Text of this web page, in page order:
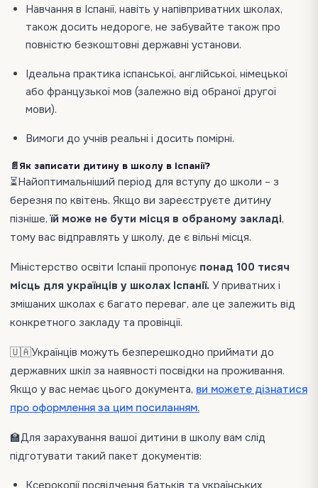
Навчання в Іспанії, навіть у напівприватних школах,
також досить недороге, не забувайте також про
повністю безкоштовні державні установи.
Ідеальна практика іспанської, англійської, німецької
або французької мов (залежно від обраної другої
мови).
Вимоги до учнів реальні і досить помірні.
📄Як записати дитину в школу в Іспанії?
⏳Найоптимальніший період для вступу до школи – з
березня по квітень. Якщо ви зареєструєте дитину
пізніше,їй може не бути місця в обраному закладі,
тому вас відправлять у школу, де є вільні місця.
Міністерство освіти Іспанії пропонує понад 100 тисяч
місць для українців у школах Іспанії. У приватних і
змішаних школах є багато переваг, але це залежить від
конкретного закладу та провінції.
🇺🇦Українців можуть безперешкодно приймати до
державних шкіл за наявності посвідки на проживання.
Якщо у вас немає цього документа, ви можете дізнатися
про оформлення за цим посиланням.
🏫Для зарахування вашої дитини в школу вам слід
підготувати такий пакет документів:
Ксерокопії посвідчення батьків та українських